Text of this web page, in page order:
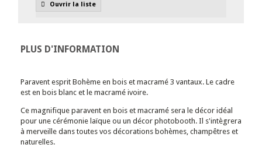
Ouvrir la liste
PLUS D'INFORMATION
Paravent esprit Bohème en bois et macramé 3 vantaux. Le cadre
est en bois blanc et le macramé ivoire.
Ce magnifique paravent en bois et macramé sera le décor idéal
pour une cérémonie laïque ou un décor photobooth. Il s'intègrera
à merveille dans toutes vos décorations bohèmes, champêtres et
naturelles.